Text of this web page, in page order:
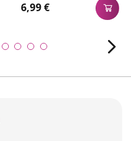
6,99 €